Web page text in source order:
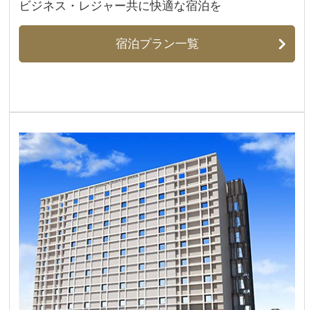
ビジネス・レジャー共に快適な宿泊を​
宿泊プラン一覧